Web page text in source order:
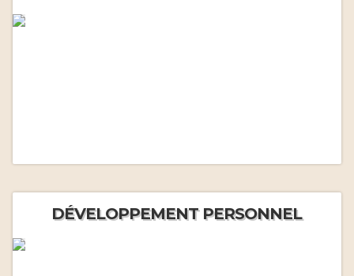
DÉVELOPPEMENT PERSONNEL